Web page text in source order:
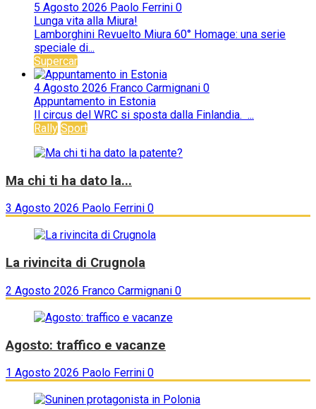
5 Agosto 2026 Paolo Ferrini 0
Lunga vita alla Miura!
Lamborghini Revuelto Miura 60° Homage: una serie
speciale di...
Supercar
4 Agosto 2026 Franco Carmignani 0
Appuntamento in Estonia
Il circus del WRC si sposta dalla Finlandia. ...
Rally Sport
Ma chi ti ha dato la...
3 Agosto 2026 Paolo Ferrini 0
La rivincita di Crugnola
2 Agosto 2026 Franco Carmignani 0
Agosto: traffico e vacanze
1 Agosto 2026 Paolo Ferrini 0